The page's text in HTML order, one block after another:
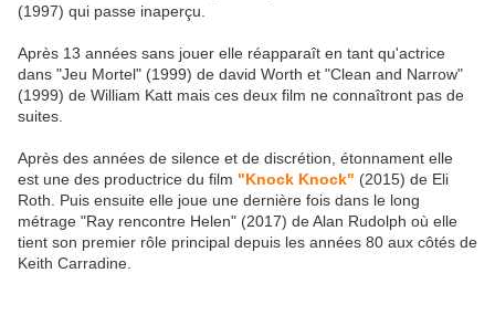
(1997) qui passe inaperçu.
Après 13 années sans jouer elle réapparaît en tant qu'actrice
dans "Jeu Mortel" (1999) de david Worth et "Clean and Narrow"
(1999) de William Katt mais ces deux film ne connaîtront pas de
suites.
Après des années de silence et de discrétion, étonnament elle
est une des productrice du film "Knock Knock" (2015) de Eli
Roth. Puis ensuite elle joue une dernière fois dans le long
métrage "Ray rencontre Helen" (2017) de Alan Rudolph où elle
tient son premier rôle principal depuis les années 80 aux côtés de
Keith Carradine.